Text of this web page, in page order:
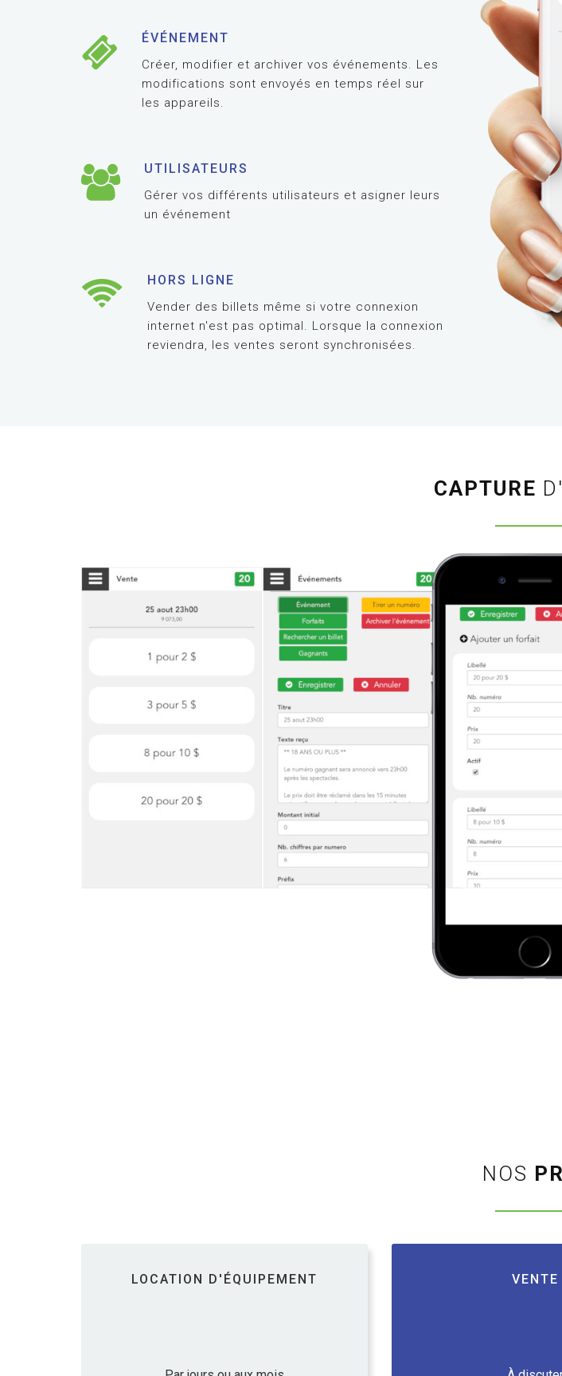
ÉVÉNEMENT
Créer, modifier et archiver vos événements. Les
modifications sont envoyés en temps réel sur
les appareils.
UTILISATEURS
Gérer vos différents utilisateurs et asigner leurs
un événement
HORS LIGNE
Vender des billets même si votre connexion
internet n'est pas optimal. Lorsque la connexion
reviendra, les ventes seront synchronisées.
CAPTURE
NOS
LOCATION D'ÉQUIPEMENT VENTE